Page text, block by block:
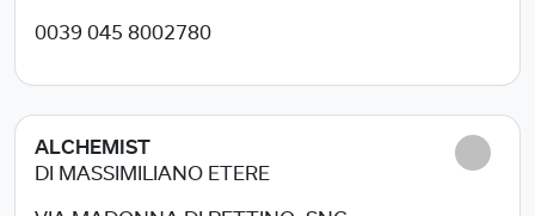
0039 045 8002780
ALCHEMIST
DI MASSIMILIANO ETERE